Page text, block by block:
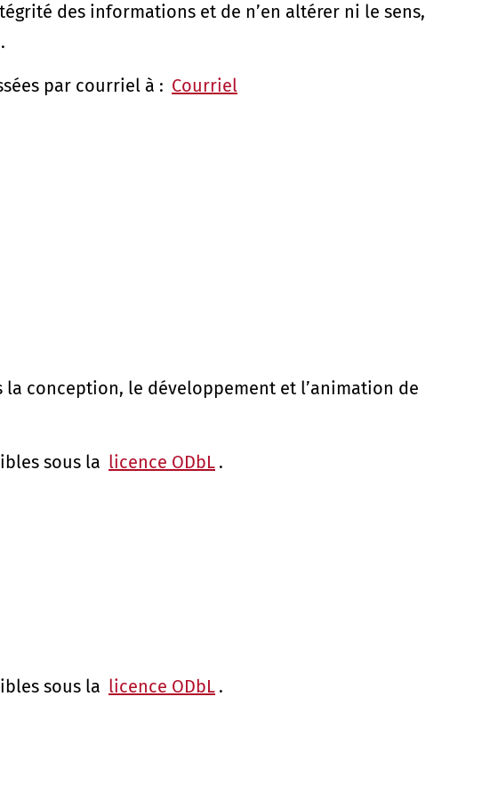
des informations et de n’en altérer ni le sens,
par courriel à : Courriel
conception, le développement et l’animation de
sous la licence ODbL .
sous la licence ODbL .